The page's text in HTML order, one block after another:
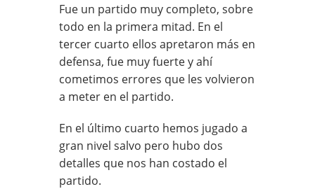
Fue un partido muy completo, sobre
todo en la primera mitad. En el
tercer cuarto ellos apretaron más en
defensa, fue muy fuerte y ahí
cometimos errores que les volvieron
a meter en el partido.
En el último cuarto hemos jugado a
gran nivel salvo pero hubo dos
detalles que nos han costado el
partido.